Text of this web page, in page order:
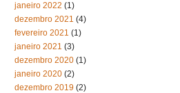
janeiro 2022 (1)
dezembro 2021 (4)
fevereiro 2021 (1)
janeiro 2021 (3)
dezembro 2020 (1)
janeiro 2020 (2)
dezembro 2019 (2)